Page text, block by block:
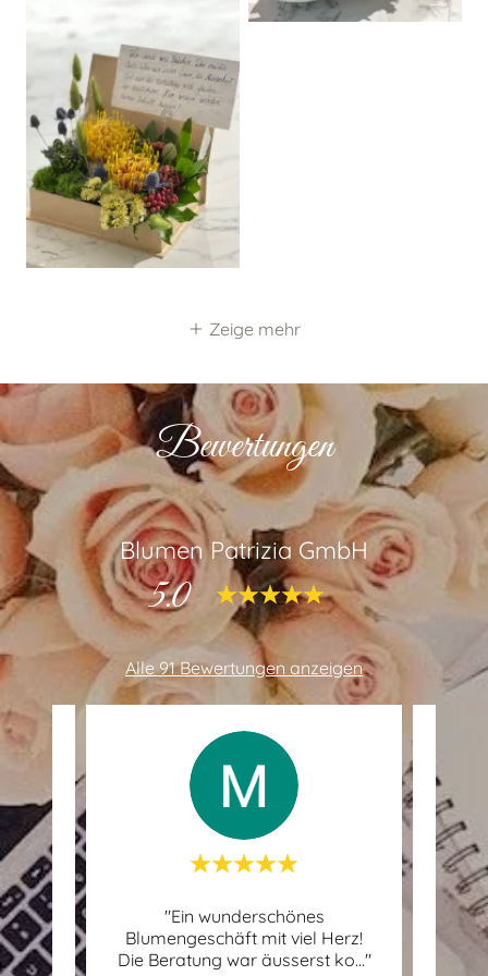
Zeige mehr
Bewertungen
Blumen Patrizia GmbH
5.0
Alle 91 Bewertungen anzeigen
..."
"Ein wunderschönes
Blumengeschäft mit viel Herz!
Die Beratung war äusserst ko..."